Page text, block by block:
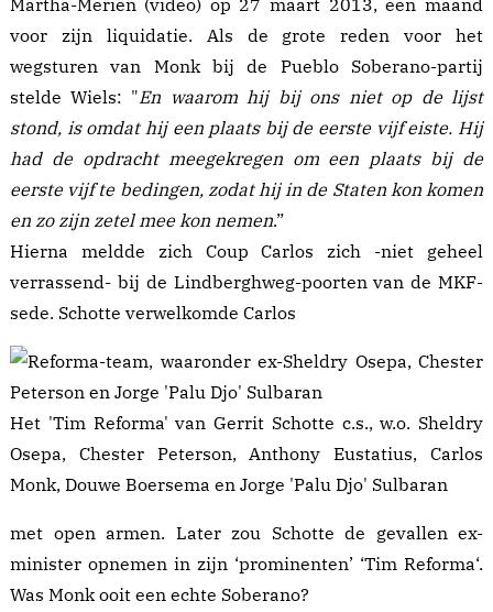
voor zijn liquidatie. Als de grote reden voor het
wegsturen van Monk bij de Pueblo Soberano-partij
stelde Wiels: "En waarom hij bij ons niet op de lijst
stond, is omdat hij een plaats bij de eerste vijf eiste. Hij
had de opdracht meegekregen om een plaats bij de
eerste vijf te bedingen, zodat hij in de Staten kon komen
en zo zijn zetel mee kon nemen.”
Hierna meldde zich Coup Carlos zich -niet geheel
verrassend- bij de Lindberghweg-poorten van de MKF-
sede. Schotte verwelkomde Carlos
Het 'Tim Reforma' van Gerrit Schotte c.s., w.o. Sheldry
Osepa, Chester Peterson, Anthony Eustatius, Carlos
Monk, Douwe Boersema en Jorge 'Palu Djo' Sulbaran
met open armen. Later zou Schotte de gevallen ex-
minister opnemen in zijn ‘prominenten’ ‘Tim Reforma‘.
Was Monk ooit een echte Soberano?